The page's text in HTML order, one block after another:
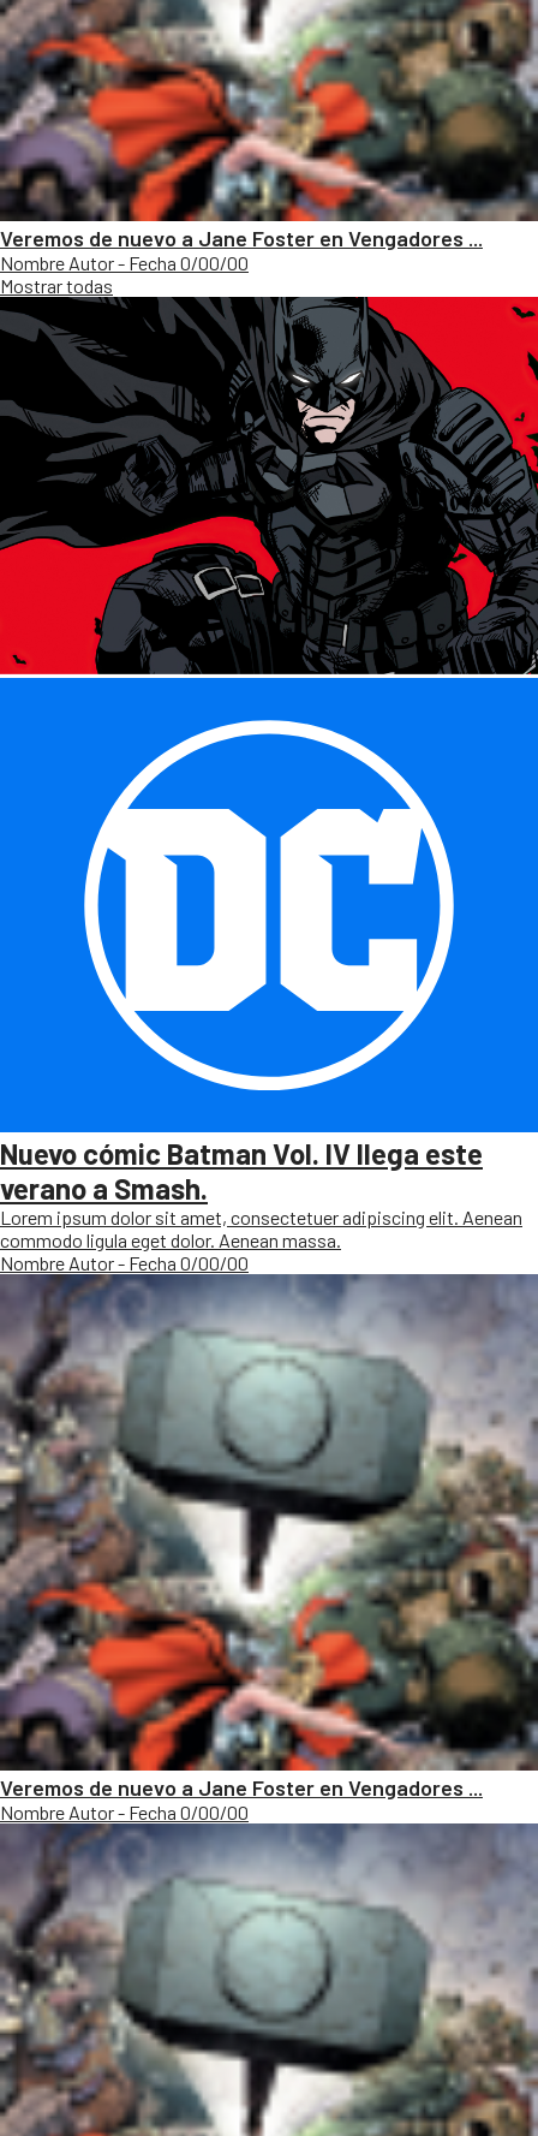
Veremos de nuevo a Jane Foster en Vengadores ...
Nombre Autor - Fecha 0/00/00
Mostrar todas
Nuevo cómic Batman Vol. IV llega este
verano a Smash.
Lorem ipsum dolor sit amet, consectetuer adipiscing elit. Aenean
commodo ligula eget dolor. Aenean massa.
Nombre Autor - Fecha 0/00/00
Veremos de nuevo a Jane Foster en Vengadores ...
Nombre Autor - Fecha 0/00/00